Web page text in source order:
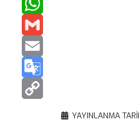
YAYINLANMA